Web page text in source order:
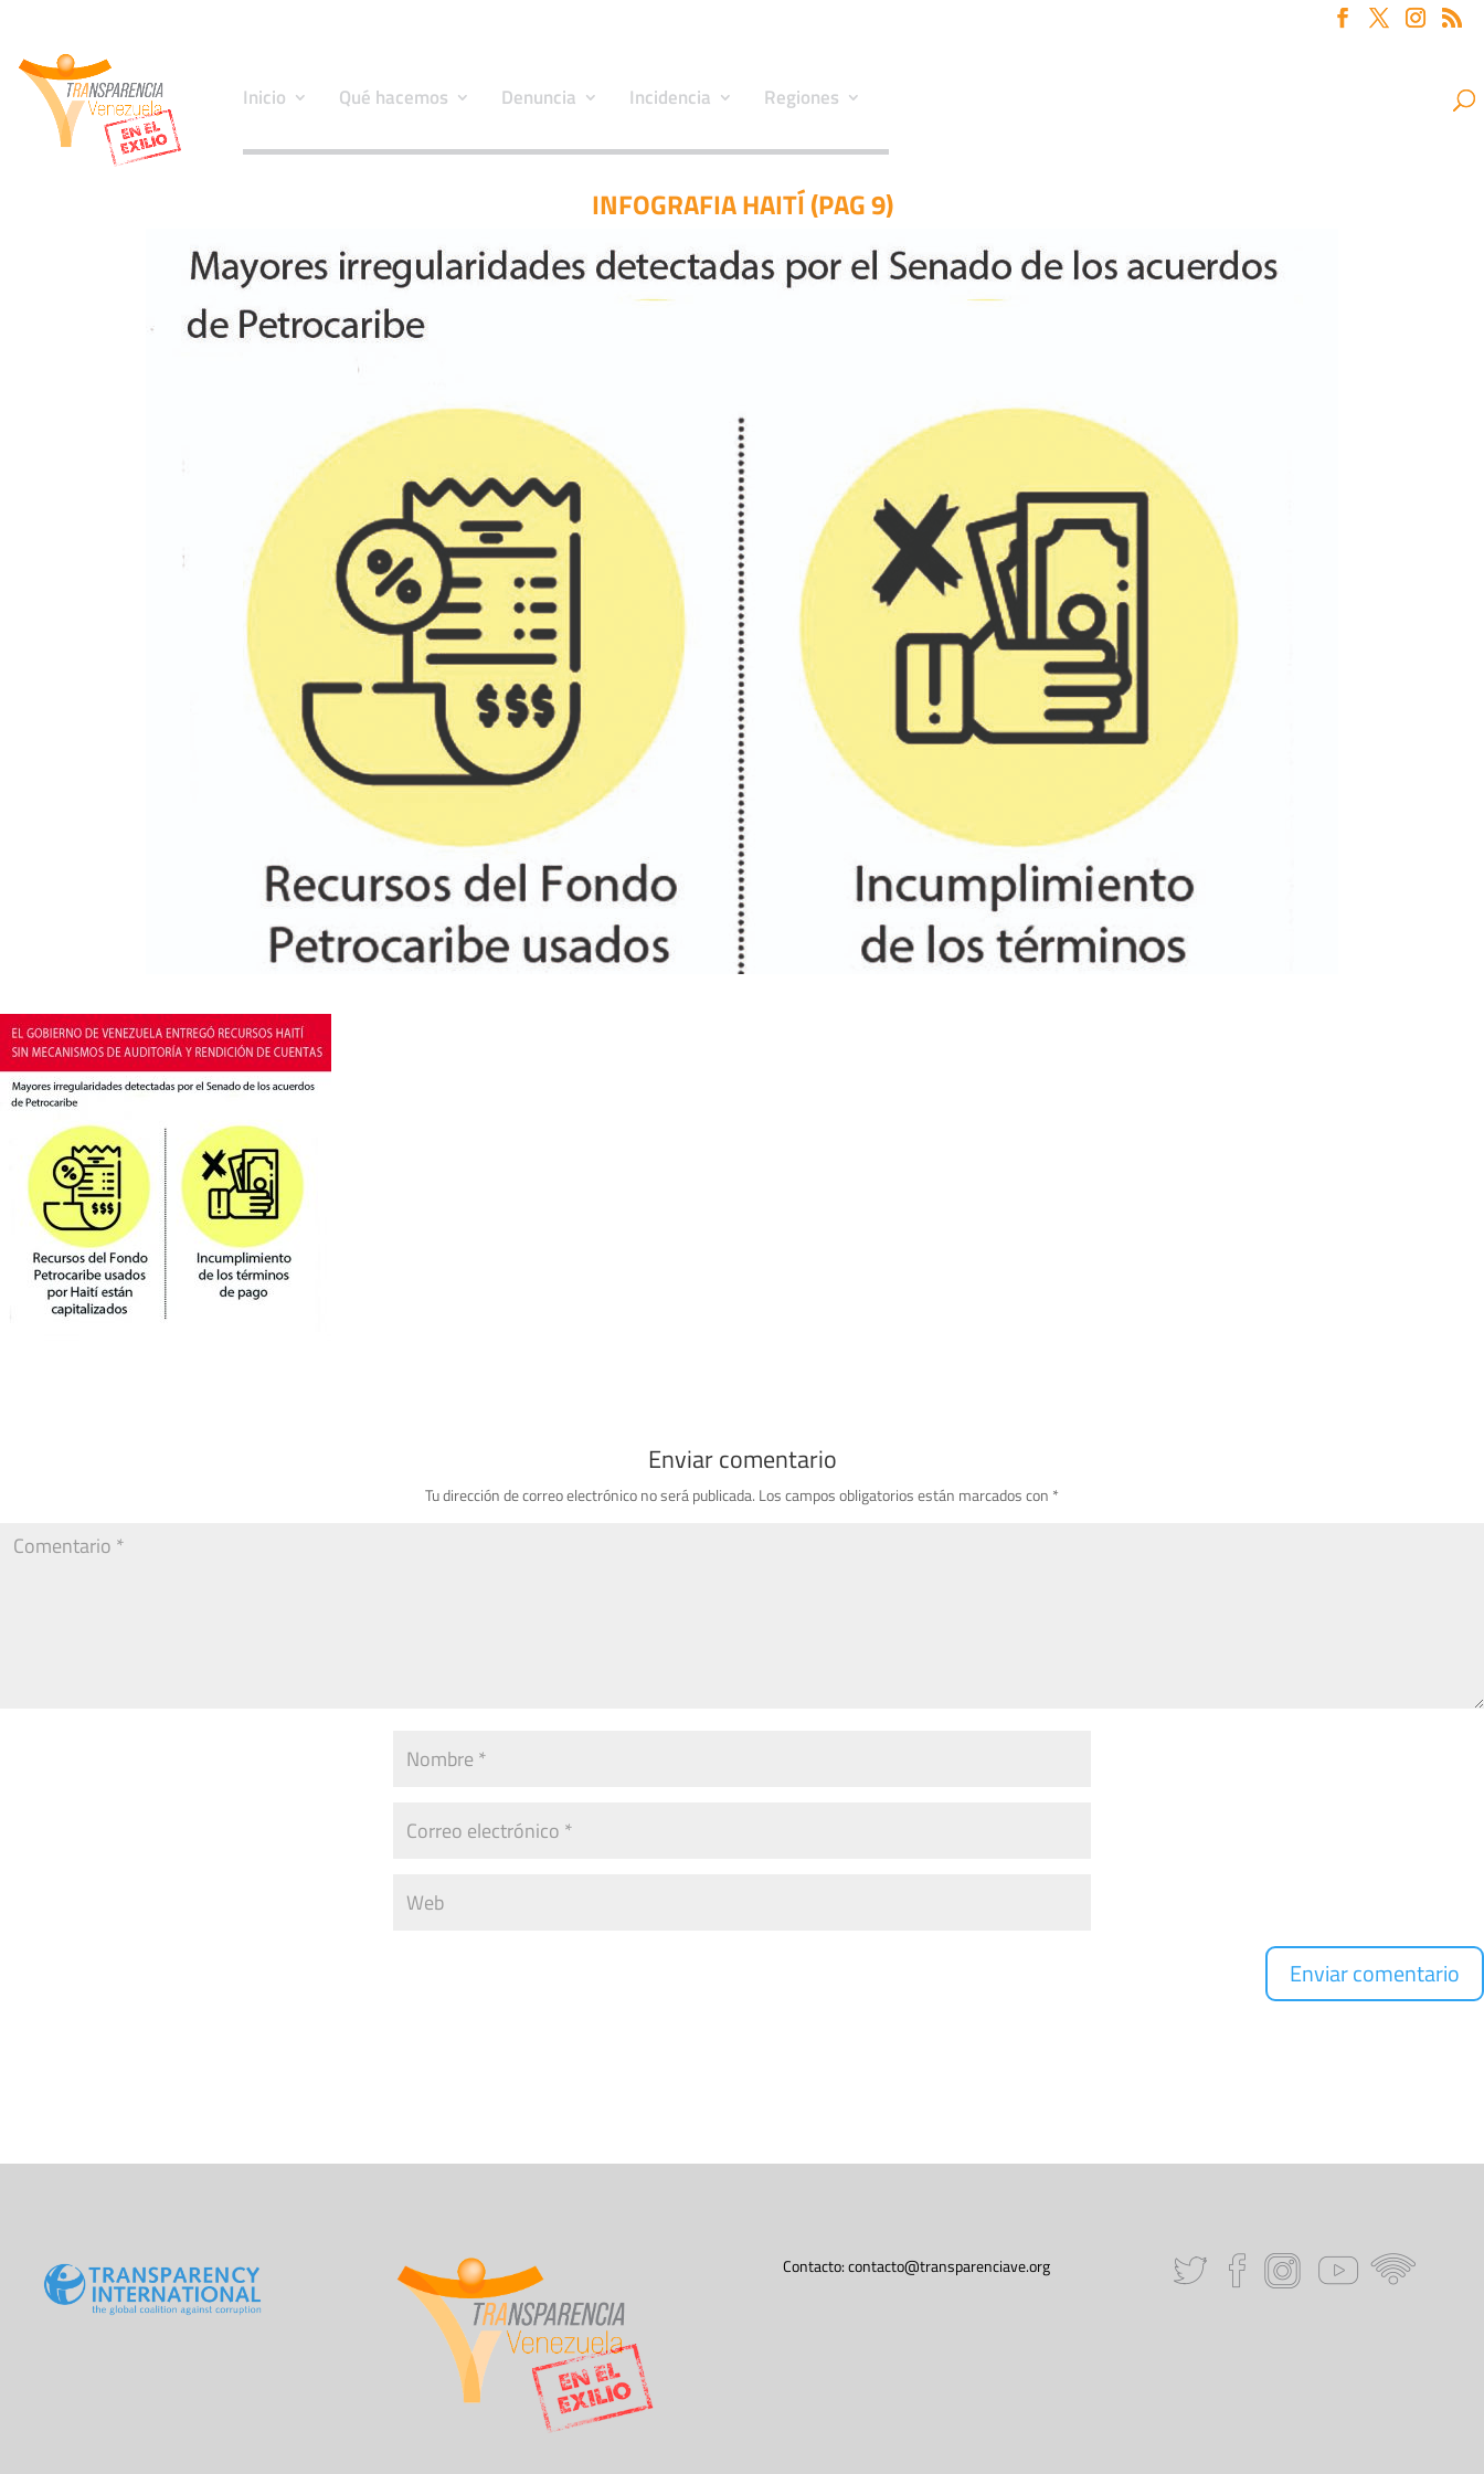
Inicio Qué hacemos Denuncia Incidencia Regiones
INFOGRAFIA HAITÍ (PAG 9)
Enviar comentario
Tu dirección de correo electrónico no será publicada. Los campos obligatorios están marcados con *
Contacto:contacto@transparenciave.org